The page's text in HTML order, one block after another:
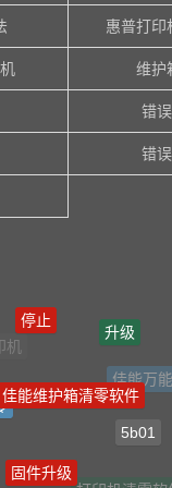
惠普打印
维护
错
错
停止
升级
佳能万
佳能维护箱清零软件
固件升级